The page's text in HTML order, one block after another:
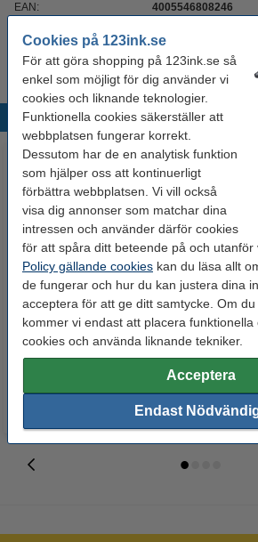
Cookies på 123ink.se
För att göra shopping på 123ink.se så
enkel som möjligt för dig använder vi
cookies och liknande teknologier.
Funktionella cookies säkerställer att
webbplatsen fungerar korrekt.
Dessutom har de en analytisk funktion
som hjälper oss att kontinuerligt
förbättra webbplatsen. Vi vill också
visa dig annonser som matchar dina
intressen och använder därför cookies
för att spåra ditt beteende på och utanför
Policy gällande cookies kan du läsa allt
de fungerar och hur du kan justera dina
acceptera för att ge ditt samtycke. Om
kommer vi endast att placera funktionella
cookies och använda liknande tekniker.
Acceptera
Endast
EAN: 4005546808246
Vårt artikelnr: 310063
Populära produkter
Kortskrivare Durable Duracard
ID 300 [4kg]
10 250 kr